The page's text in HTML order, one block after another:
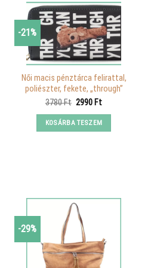
-21%
Női macis pénztárca felirattal,
poliészter, fekete, „through”
3780Ft Original
was:
3780 Ft.
2990 FtCurrent
is:
2990 Ft.
KOSÁRBA TESZEM
-29%